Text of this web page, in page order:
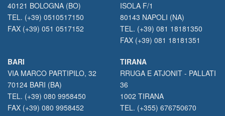
40121 BOLOGNA (BO)
TEL. (+39) 0510517150
FAX (+39) 051 0517152
ISOLA F/1
80143 NAPOLI (NA)
TEL. (+39) 081 18181350
FAX (+39) 081 18181351
BARI
VIA MARCO PARTIPILO, 32
70124 BARI (BA)
TEL. (+39) 080 9958450
FAX (+39) 080 9958452
TIRANA
RRUGA E ATJONIT - PALLATI
36
1002 TIRANA
TEL. (+355) 676750670